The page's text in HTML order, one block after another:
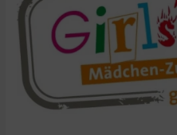
Berlin“